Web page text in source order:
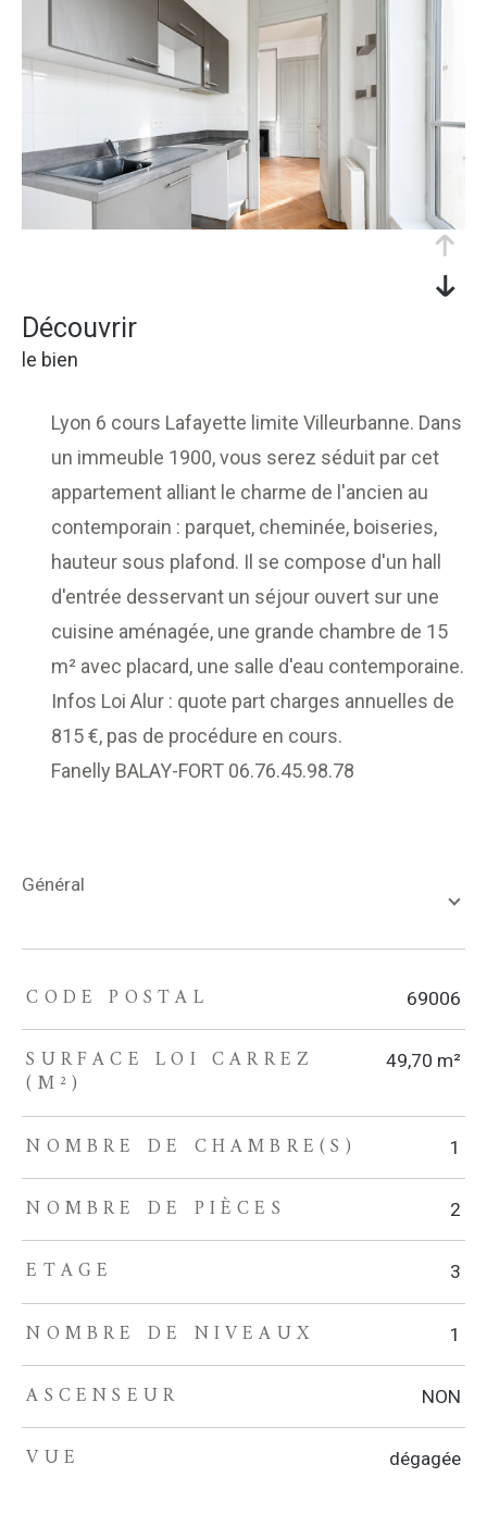
découvrir
le bien
Lyon 6 cours Lafayette limite Villeurbanne. Dans
un immeuble 1900, vous serez séduit par cet
appartement alliant le charme de l'ancien au
contemporain : parquet, cheminée, boiseries,
hauteur sous plafond. Il se compose d'un hall
d'entrée desservant un séjour ouvert sur une
cuisine aménagée, une grande chambre de 15
m² avec placard, une salle d'eau contemporaine.
Infos Loi Alur : quote part charges annuelles de
815 €, pas de procédure en cours.
Fanelly BALAY-FORT 06.76.45.98.78
général
TRAD_ZEPHYR_Caracteristique TRAD_ZEPHYR_Valeurs
CODE POSTAL 69006
SURFACE LOI CARREZ
(M²)
49,70 m²
NOMBRE DE CHAMBRE(S) 1
NOMBRE DE PIÈCES 2
ETAGE 3
NOMBRE DE NIVEAUX 1
ASCENSEUR NON
VUE dégagée